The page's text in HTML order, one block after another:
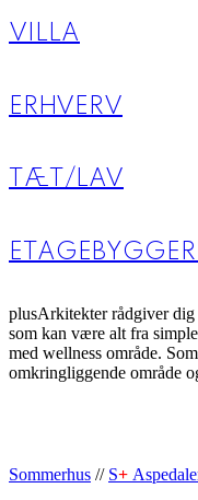
VILLA
ERHVERV
TÆT/LAV
ETAGEBYGGERI
plusArkitekter rådgiver dig
som kan være alt fra
med wellness område.
omkringliggende område
Sommerhus // S+